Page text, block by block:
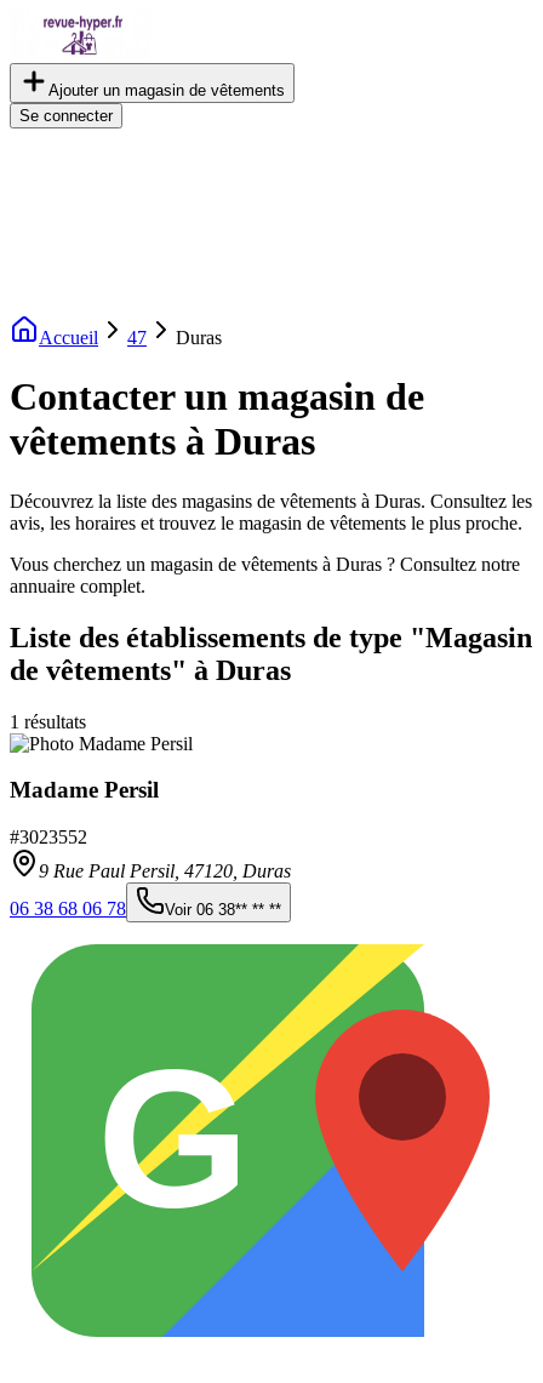
Ajouter un magasin de vêtements
Se connecter
Accueil 47 Duras
Contacter un magasin de
vêtements à Duras
Découvrez la liste des magasins de vêtements à Duras. Consultez les
avis, les horaires et trouvez le magasin de vêtements le plus proche.
Vous cherchez un magasin de vêtements à Duras ? Consultez notre
annuaire complet.
Liste des établissements de type "Magasin
de vêtements" à Duras
1 résultats
Madame Persil
#3023552
9 Rue Paul Persil, 47120 Duras
06 38 68 06 78
Voir 06 38** ** **
G